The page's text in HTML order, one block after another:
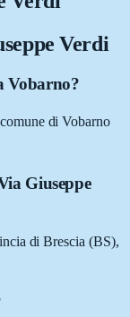
Verdi
Vobarno?
di Vobarno
Giuseppe
di Brescia (BS),